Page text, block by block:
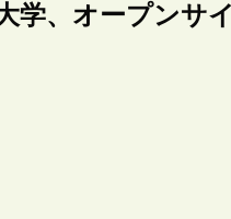
学、オープンサ